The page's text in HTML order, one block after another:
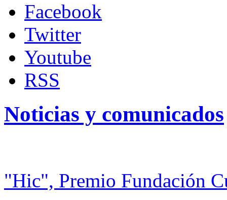
Facebook
Twitter
Youtube
RSS
Noticias y comunicados
"Hic", Premio Fundación